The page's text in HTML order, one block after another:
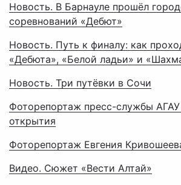
Новость. В Барнауле прошёл
соревнований «Дебют»
Новость. Путь к финалу: как
«Дебюта», «Белой ладьи» и
Новость. Три путёвки в Сочи
Фоторепортаж пресс-службы
открытия
Фоторепортаж Евгения
Видео. Сюжет «Вести Алтай»